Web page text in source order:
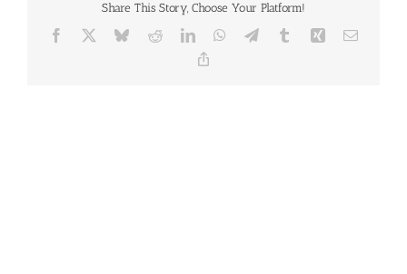
Share This Story, Choose Your Platform!
Facebook BlueskyRedditLinkedInWhatsApp
TelegramTumblr Xing E-